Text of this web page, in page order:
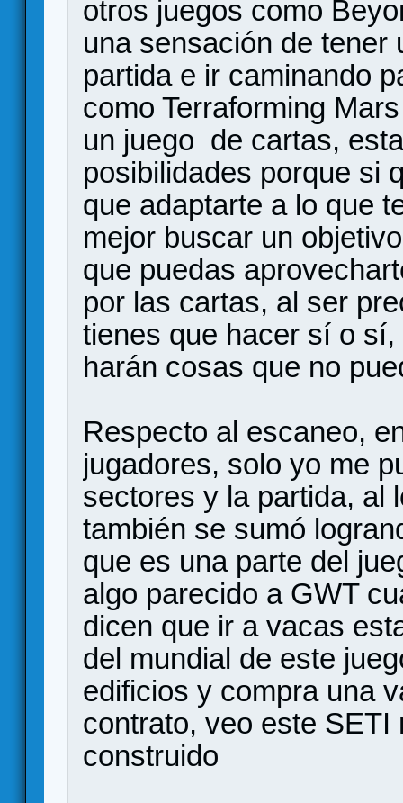
otros juegos como
una sensación de tener
partida e ir caminando
como Terraforming
un juego de cartas,
posibilidades porque si
que adaptarte a lo que
mejor buscar un
que puedas
por las cartas, al ser
tienes que hacer sí o
harán cosas que no
Respecto al escaneo,
jugadores, solo yo me
sectores y la partida, al
también se sumó
que es una parte del
algo parecido a GWT
dicen que ir a vacas
del mundial de este
edificios y compra una
contrato, veo este
construido